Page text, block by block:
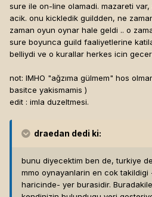
sure ile on-line olamadi. mazareti
acik. onu kickledik guildden, ne
zaman oyun oynar hale geldi .. o
sure boyunca guild faaliyetlerine
belliydi ve o kurallar herkes icin
not: IMHO "ağzıma gülmem" hos
basitce yakismamis )
edit : imla duzeltmesi.
draedan dedi ki:
bunu diyecektim ben de, turkiye
mmo oynayanlarin en cok
haricinde- yer burasidir.